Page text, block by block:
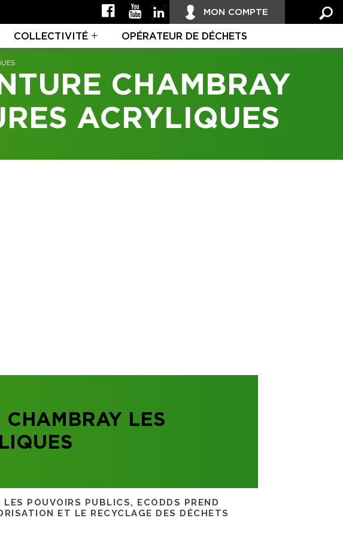
MON COMPTE
COLLECTIVITÉ OPÉRATEUR DE DÉCHETS
CHAMBRAY
ACRYLIQUES
LES
POUVOIRS PUBLICS, ECODDS PREND
ET LE RECYCLAGE DES DÉCHETS